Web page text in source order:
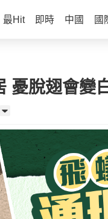
最Hit 即時 中國 國
憂脫翅會變